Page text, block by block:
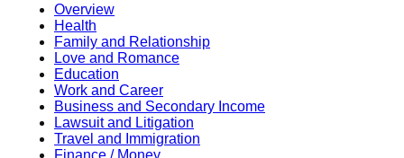
Overview
Health
Family and Relationship
Love and Romance
Education
Work and Career
Business and Secondary Income
Lawsuit and Litigation
Travel and Immigration
Finance / Money